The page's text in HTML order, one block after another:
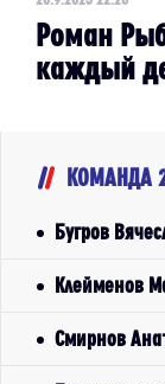
Роман
каждый
КОМАНДА
Бугров
Клейменов
Смирнов